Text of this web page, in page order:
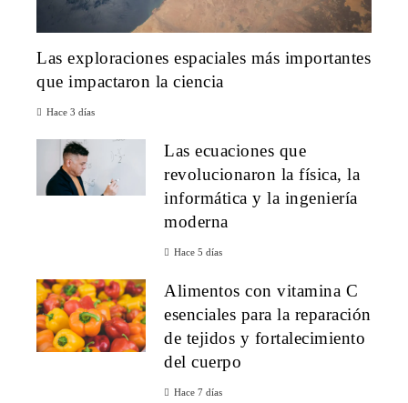
Las exploraciones espaciales más importantes
que impactaron la ciencia
Hace 3 días
Las ecuaciones que
revolucionaron la física, la
informática y la ingeniería
moderna
Hace 5 días
Alimentos con vitamina C
esenciales para la reparación
de tejidos y fortalecimiento
del cuerpo
Hace 7 días